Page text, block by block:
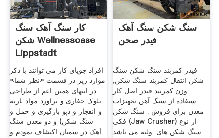
کار سنگ آهک سنگ
شکن Wellnessoase
Lippstadt
افراد جویای کار می توانند با ذکر
موارد زیر در قسمت «نظر شما»
در انتهای همین اعم از طراحی
بلوک حفاری و براورد مواد ناریه
و انفجار و دپو بارگیری و حمل و
سنگ شکن) و دو معدن سنگ
آهک در سمنان اکتشاف نمودم و
سنگ شکن سنگ آهک
فیدر صحن
فیدر کمربند سنگ شکن سنگ
شکن انتقال کمربند سنگ شکن,
وزن کمربند فیدر اصل کار
استفاده از سنگ آهن تجهیزات
معدن برای فروش . سنگ شکن
فکی (Jaw Crusher) از نوع
سنگ شکن های اولیه می باشد